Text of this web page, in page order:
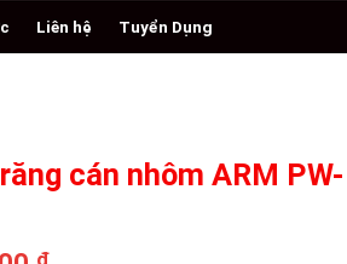
Liên hệ Tuyển Dụng
cán nhôm ARM PW-
₫